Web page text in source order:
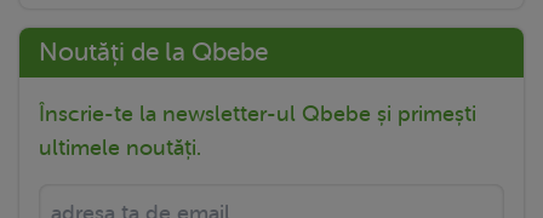
Noutăți de la Qbebe
Înscrie-te la newsletter-ul Qbebe și primești
ultimele noutăți.